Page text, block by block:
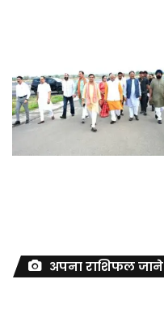
अपना राशिफल जाने